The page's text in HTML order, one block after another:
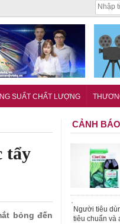
SUẤT CHẤT LƯỢNG
tẩy
bỏng đến
CẢNH BÁO
Người tiêu
tiêu chuẩn và